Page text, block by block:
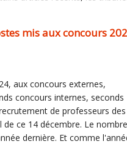
mis aux concours
aux concours externes,
concours internes, seconds
de professeurs des
ce 14 décembre. Le nombre
dernière. Et comme